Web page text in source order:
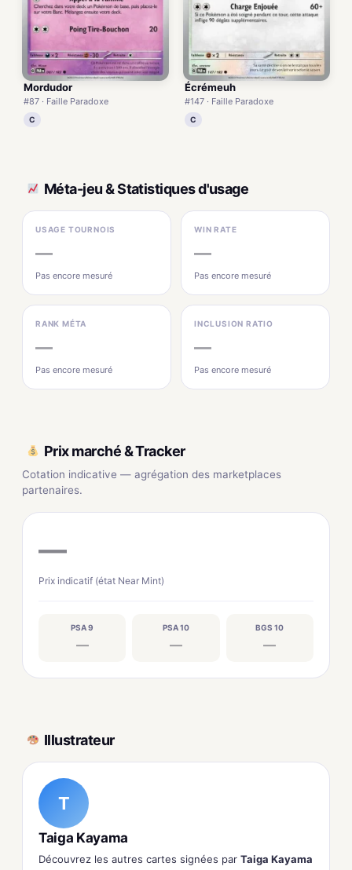
Mordudor
#87 · Faille Paradoxe
C
Écrémeuh
#147 · Faille Paradoxe
C
Méta-jeu & Statistiques d'usage
USAGE TOURNOIS
—
Pas encore mesuré
WIN RATE
—
Pas encore mesuré
RANK MÉTA
—
Pas encore mesuré
INCLUSION RATIO
—
Pas encore mesuré
Prix marché & Tracker
Cotation indicative — agrégation des marketplaces
partenaires.
—
Prix indicatif (état Near Mint)
PSA 9
—
PSA 10
—
BGS 10
—
Illustrateur
T
Taiga Kayama
Découvrez les autres cartes signées par Taiga Kayama